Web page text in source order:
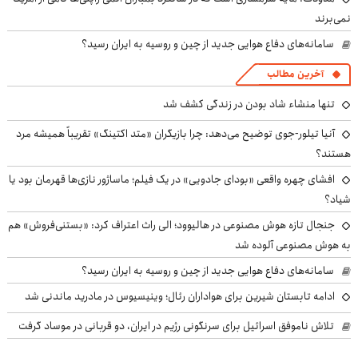
نمی‌برند
سامانه‌های دفاع هوایی جدید از چین و روسیه به ایران رسید؟
آخرین مطالب
تنها منشاء شاد بودن در زندگی کشف شد
آنیا تیلور-جوی توضیح می‌دهد: چرا بازیگران «متد اکتینگ» تقریباً همیشه مرد
هستند؟
افشای چهره واقعی «بودای جادویی» در یک فیلم؛ ماساژور نازی‌ها قهرمان بود یا
شیاد؟
جنجال تازه هوش مصنوعی در هالیوود؛ الی راث اعتراف کرد: «بستنی‌فروش» هم
به هوش مصنوعی آلوده شد
سامانه‌های دفاع هوایی جدید از چین و روسیه به ایران رسید؟
ادامه تابستان شیرین برای هواداران رئال؛ وینیسیوس در مادرید ماندنی شد
تلاش ناموفق اسرائیل برای سرنگونی رژیم در ایران، دو قربانی در موساد گرفت